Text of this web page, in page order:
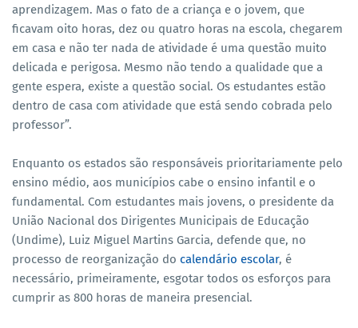
aprendizagem. Mas o fato de a criança e o jovem, que
ficavam oito horas, dez ou quatro horas na escola, chegarem
em casa e não ter nada de atividade é uma questão muito
delicada e perigosa. Mesmo não tendo a qualidade que a
gente espera, existe a questão social. Os estudantes estão
dentro de casa com atividade que está sendo cobrada pelo
professor”.
Enquanto os estados são responsáveis prioritariamente pelo
ensino médio, aos municípios cabe o ensino infantil e o
fundamental. Com estudantes mais jovens, o presidente da
União Nacional dos Dirigentes Municipais de Educação
(Undime), Luiz Miguel Martins Garcia, defende que, no
processo de reorganização do calendário escolar, é
necessário, primeiramente, esgotar todos os esforços para
cumprir as 800 horas de maneira presencial.